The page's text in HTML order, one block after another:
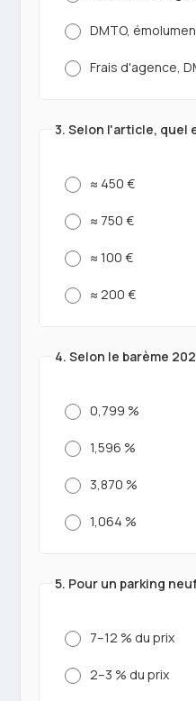
DMTO,
Frais d'agence,
3. Selon l'article, quel
≈ 450 €
≈ 750 €
≈ 100 €
≈ 200 €
4. Selon le barème
0,799 %
1,596 %
3,870 %
1,064 %
5. Pour un parking
7–12 % du prix
2–3 % du prix